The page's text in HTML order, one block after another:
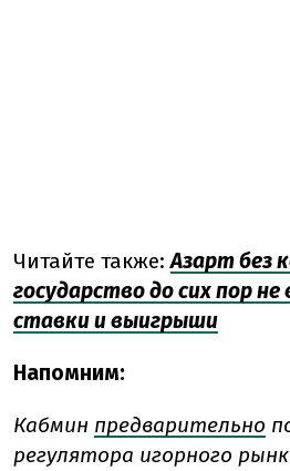
Читайте также: Азарт без
государство до сих пор
ставки и выигрыши
Напомним:
Кабмин предварительно
регулятора игорного